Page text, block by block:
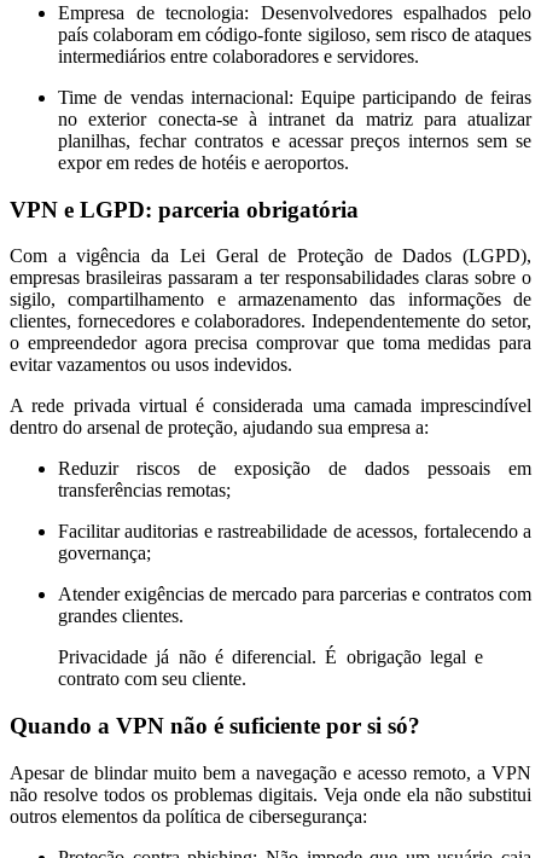
Empresa de tecnologia: Desenvolvedores espalhados pelo
país colaboram em código-fonte sigiloso, sem risco de ataques
intermediários entre colaboradores e servidores.
Time de vendas internacional: Equipe participando de feiras
no exterior conecta-se à intranet da matriz para atualizar
planilhas, fechar contratos e acessar preços internos sem se
expor em redes de hotéis e aeroportos.
VPN e LGPD: parceria obrigatória
Com a vigência da Lei Geral de Proteção de Dados (LGPD),
empresas brasileiras passaram a ter responsabilidades claras sobre o
sigilo, compartilhamento e armazenamento das informações de
clientes, fornecedores e colaboradores. Independentemente do setor,
o empreendedor agora precisa comprovar que toma medidas para
evitar vazamentos ou usos indevidos.
A rede privada virtual é considerada uma camada imprescindível
dentro do arsenal de proteção, ajudando sua empresa a:
Reduzir riscos de exposição de dados pessoais em
transferências remotas;
Facilitar auditorias e rastreabilidade de acessos, fortalecendo a
governança;
Atender exigências de mercado para parcerias e contratos com
grandes clientes.
Privacidade já não é diferencial. É obrigação legal e
contrato com seu cliente.
Quando a VPN não é suficiente por si só?
Apesar de blindar muito bem a navegação e acesso remoto, a VPN
não resolve todos os problemas digitais. Veja onde ela não substitui
outros elementos da política de cibersegurança: